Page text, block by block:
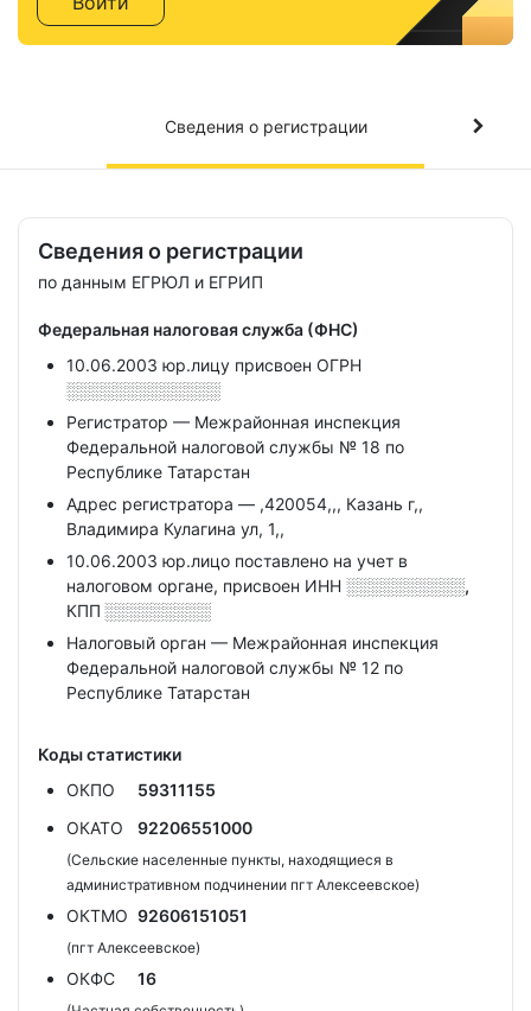
Сведения о регистрации
Сведения о регистрации
по данным ЕГРЮЛ и ЕГРИП
Федеральная налоговая служба (ФНС)
10.06.2003 юр.лицу присвоен ОГРН
░░░░░░░░░░░░░
Регистратор — Межрайонная инспекция
Федеральной налоговой службы № 18 по
Республике Татарстан
Адрес регистратора — ,420054,,, Казань г,,
Владимира Кулагина ул, 1,,
10.06.2003 юр.лицо поставлено на учет в
налоговом органе, присвоен ИНН ░░░░░░░░░░,
КПП ░░░░░░░░░
Налоговый орган — Межрайонная инспекция
Федеральной налоговой службы № 12 по
Республике Татарстан
Коды статистики
ОКПО
59311155
ОКАТО
92206551000
(Сельские населенные пункты, находящиеся в
административном подчинении пгт Алексеевское)
ОКТМО 92606151051
(пгт Алексеевское)
ОКФС 16